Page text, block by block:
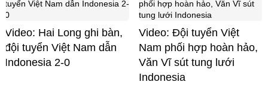
Video: Hai Long ghi bàn,
đội tuyển Việt Nam dẫn
Indonesia 2-0
Video: Đội tuyển Việt
Nam phối hợp hoàn hảo,
Văn Vĩ sút tung lưới
Indonesia